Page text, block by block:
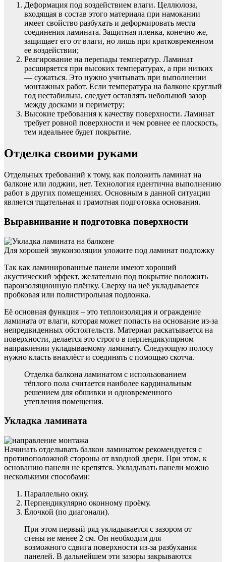
Деформация под воздействием влаги. Целлюлоза,
входящая в состав этого материала при намокании
имеет свойство разбухать и деформировать места
соединения ламината. Защитная пленка, конечно же,
защищает его от влаги, но лишь при кратковременном
ее воздействии;
Реагирование на перепады температур. Ламинат
расширяется при высоких температурах, а при низких
— сужаться. Это нужно учитывать при выполнении
монтажных работ. Если температура на балконе круглый
год нестабильна, следует оставлять небольшой зазор
между досками и периметру;
Высокие требования к качеству поверхности. Ламинат
требует ровной поверхности и чем ровнее ее плоскость,
тем идеальнее будет покрытие.
Отделка своими руками
Отдельных требований к тому, как положить ламинат на
балконе или лоджии, нет. Технология идентична выполнению
работ в других помещениях. Основным в данной ситуации
является тщательная и грамотная подготовка основания.
Выравнивание и подготовка поверхности
Для хорошей звукоизоляции уложите под ламинат подложку
Так как ламинированные панели имеют хороший
акустический эффект, желательно под покрытие положить
пароизоляционную плёнку. Сверху на неё укладывается
пробковая или полистирольная подложка.
Её основная функция – это теплоизоляция и ограждение
ламината от влаги, которая может попасть на основание из-за
непредвиденных обстоятельств. Материал раскатывается на
поверхности, делается это строго в перпендикулярном
направлении укладываемому ламинату. Следующую полосу
нужно класть внахлёст и соединять с помощью скотча.
Отделка балкона ламинатом с использованием
тёплого пола считается наиболее кардинальным
решением для обшивки и одновременного
утепления помещения.
Укладка ламината
Начинать отделывать балкон ламинатом рекомендуется с
противоположной стороны от входной двери. При этом, к
основанию панели не крепятся. Укладывать панели можно
несколькими способами:
Параллельно окну.
Перпендикулярно оконному проёму.
Ёлочкой (по диагонали).
При этом первый ряд укладывается с зазором от
стены не менее 2 см. Он необходим для
возможного сдвига поверхности из-за разбухания
панелей. В дальнейшем эти зазоры закрываются